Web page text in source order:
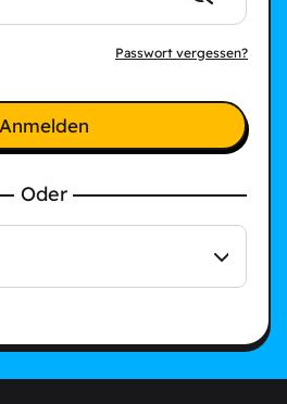
Passwort vergessen?
Anmelden
Oder